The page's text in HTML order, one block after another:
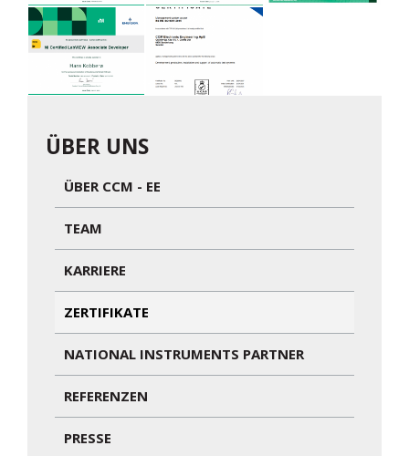
ÜBER UNS
ÜBER CCM - EE
TEAM
KARRIERE
ZERTIFIKATE
NATIONAL INSTRUMENTS PARTNER
REFERENZEN
PRESSE